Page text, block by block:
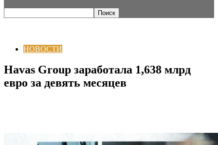
НОВОСТИ
Havas Group заработала 1,638 млрд
евро за девять месяцев